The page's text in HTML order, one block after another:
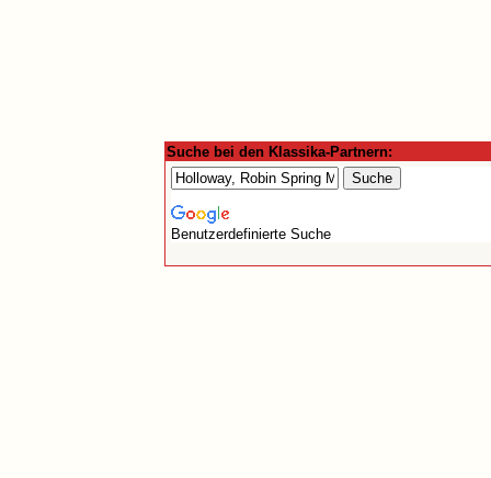
Suche bei den Klassika-Partnern:
Benutzerdefinierte Suche